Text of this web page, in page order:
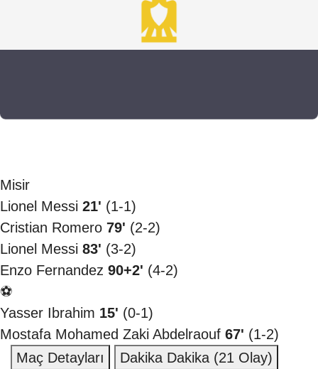
Misir
Lionel Messi 21' (1-1)
Cristian Romero 79' (2-2)
Lionel Messi 83' (3-2)
Enzo Fernandez 90+2' (4-2)
⚽
Yasser Ibrahim 15' (0-1)
Mostafa Mohamed Zaki Abdelraouf 67' (1-2)
Maç Detayları
Dakika Dakika (21 Olay)